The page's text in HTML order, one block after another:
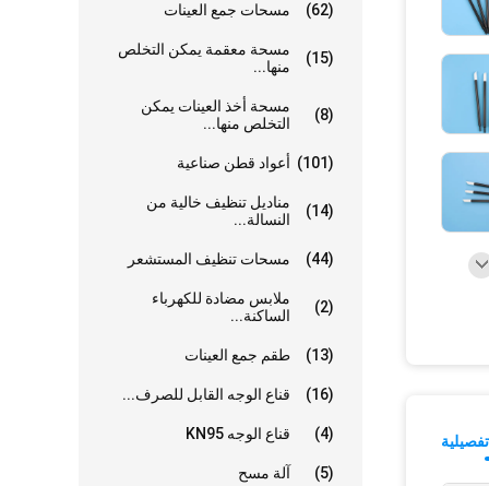
مسحات جمع العينات (62)
مسحة معقمة يمكن التخلص
منها...
(15)
مسحة أخذ العينات يمكن
التخلص منها...
(8)
أعواد قطن صناعية (101)
مناديل تنظيف خالية من
النسالة...
(14)
مسحات تنظيف المستشعر (44)
ملابس مضادة للكهرباء
الساكنة...
(2)
طقم جمع العينات (13)
قناع الوجه القابل للصرف... (16)
قناع الوجه KN95 (4)
آلة مسح (5)